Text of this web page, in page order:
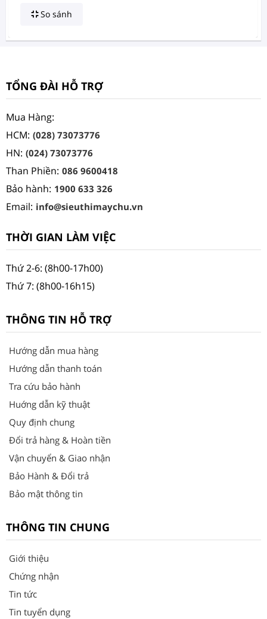
So sánh
TỔNG ĐÀI HỖ TRỢ
Mua Hàng:
HCM: (028) 73073776
HN: (024) 73073776
Than Phiền: 086 9600418
Bảo hành: 1900 633 326
Email: info@sieuthimaychu.vn
THỜI GIAN LÀM VIỆC
Thứ 2-6: (8h00-17h00)
Thứ 7: (8h00-16h15)
THÔNG TIN HỖ TRỢ
Hướng dẫn mua hàng
Hướng dẫn thanh toán
Tra cứu bảo hành
Huớng dẫn kỹ thuật
Quy định chung
Đổi trả hàng & Hoàn tiền
Vận chuyển & Giao nhận
Bảo Hành & Đổi trả
Bảo mật thông tin
THÔNG TIN CHUNG
Giới thiệu
Chứng nhận
Tin tức
Tin tuyển dụng